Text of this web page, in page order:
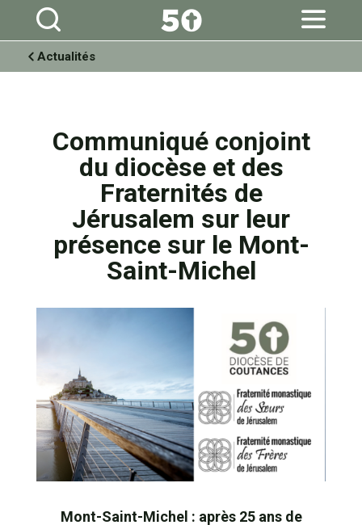
Aller
personnels
Actualités
Communiqué conjoint
du diocèse et des
Fraternités de
Jérusalem sur leur
présence sur le Mont-
Saint-Michel
Mont-Saint-Michel : après 25 ans de